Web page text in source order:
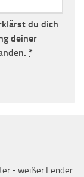
du dich
deiner
*
- weißer Fender